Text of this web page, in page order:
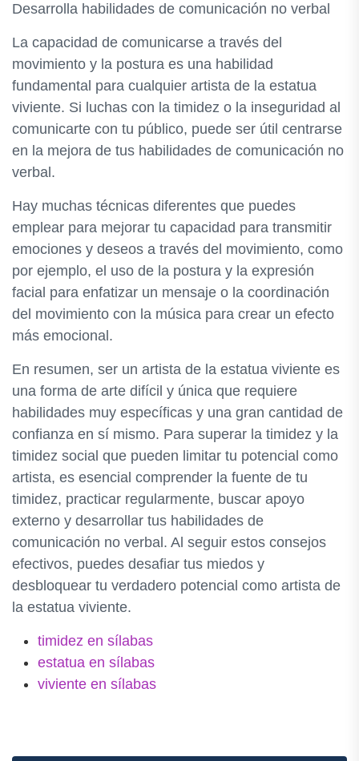
Desarrolla habilidades de comunicación no verbal
La capacidad de comunicarse a través del
movimiento y la postura es una habilidad
fundamental para cualquier artista de la estatua
viviente. Si luchas con la timidez o la inseguridad al
comunicarte con tu público, puede ser útil centrarse
en la mejora de tus habilidades de comunicación no
verbal.
Hay muchas técnicas diferentes que puedes
emplear para mejorar tu capacidad para transmitir
emociones y deseos a través del movimiento, como
por ejemplo, el uso de la postura y la expresión
facial para enfatizar un mensaje o la coordinación
del movimiento con la música para crear un efecto
más emocional.
En resumen, ser un artista de la estatua viviente es
una forma de arte difícil y única que requiere
habilidades muy específicas y una gran cantidad de
confianza en sí mismo. Para superar la timidez y la
timidez social que pueden limitar tu potencial como
artista, es esencial comprender la fuente de tu
timidez, practicar regularmente, buscar apoyo
externo y desarrollar tus habilidades de
comunicación no verbal. Al seguir estos consejos
efectivos, puedes desafiar tus miedos y
desbloquear tu verdadero potencial como artista de
la estatua viviente.
timidez en sílabas
estatua en sílabas
viviente en sílabas